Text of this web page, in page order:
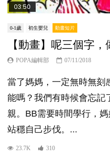
03:50
0-1歲 初生嬰兒 動畫短片
【動畫】呢三個字
POPA編輯部 07/11/2018
當了媽媽，一定無時無刻
能嗎？我們有時候會忘記
親。BB需要時間學行，
站穩自己步伐。...
23.7K 310